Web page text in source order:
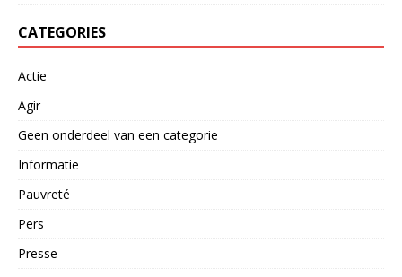
CATEGORIES
Actie
Agir
Geen onderdeel van een categorie
Informatie
Pauvreté
Pers
Presse